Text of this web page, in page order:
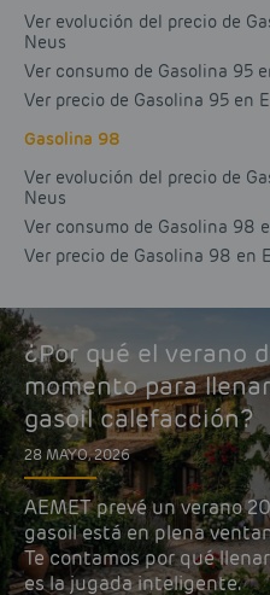
Ver evolución del precio de
Neus
Ver consumo de Gasolina 95
Ver precio de Gasolina 95 en
Gasolina 98
Ver evolución del precio de
Neus
Ver consumo de Gasolina 98
Ver precio de Gasolina 98 en
¿Por qué el verano
momento para
gasoil calefacción?
28 MAYO, 2026
AEMET prevé un verano
gasoil está en plena
Te contamos por qué
es la jugada inteligente.